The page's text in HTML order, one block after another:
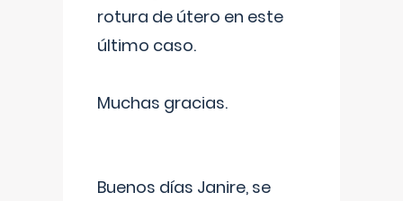
rotura de útero en este
último caso.
Muchas gracias.
Buenos días Janire, se